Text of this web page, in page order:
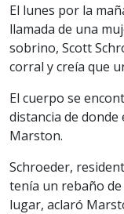
El lunes por la
llamada de una
sobrino, Scott
corral y creía que
El cuerpo se
distancia de
Marston.
Schroeder,
tenía un rebaño
lugar, aclaró